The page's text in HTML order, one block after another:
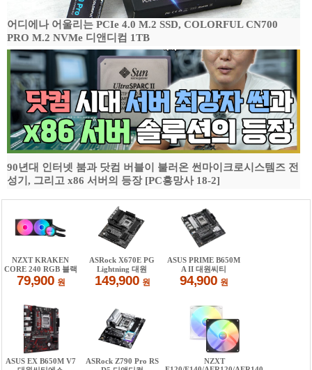
어디에나 어울리는 PCIe 4.0 M.2 SSD, COLORFUL CN700
PRO M.2 NVMe 디앤디컴 1TB
90년대 인터넷 붐과 닷컴 버블이 불러온 썬마이크로시스템즈 전
성기, 그리고 x86 서버의 등장 [PC흥망사 18-2]